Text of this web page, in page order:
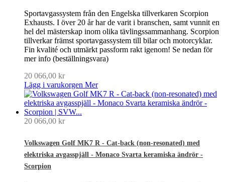
Sportavgassystem från den Engelska tillverkaren Scorpion
Exhausts. I över 20 år har de varit i branschen, samt vunnit en
hel del mästerskap inom olika tävlingssammanhang. Scorpion
tillverkar främst sportavgassystem till bilar och motorcyklar.
Fin kvalité och utmärkt passform rakt igenom! Se nedan för
mer info (beställningsvara)
20 066,00 kr
Lägg i varukorgen Mer
20 066,00 kr
Volkswagen Golf MK7 R - Cat-back (non-resonated) med
elektriska avgasspjäll - Monaco Svarta keramiska ändrör -
Scorpion